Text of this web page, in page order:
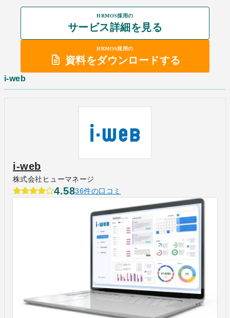
HRMOS採用の
サービス詳細を見る
HRMOS採用の
資料をダウンロードする
i-web
i-web
株式会社ヒューマネージ
4.5836件の口コミ